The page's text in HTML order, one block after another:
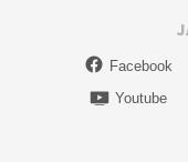
Facebook
Youtube